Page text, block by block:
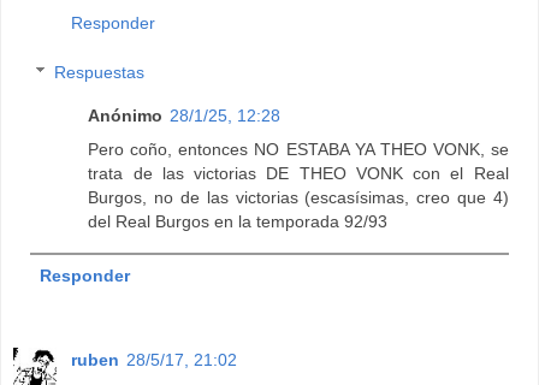
Responder
Respuestas
Anónimo 28/1/25, 12:28
Pero coño, entonces NO ESTABA YA THEO VONK, se
trata de las victorias DE THEO VONK con el Real
Burgos, no de las victorias (escasísimas, creo que 4)
del Real Burgos en la temporada 92/93
Responder
ruben 28/5/17, 21:02